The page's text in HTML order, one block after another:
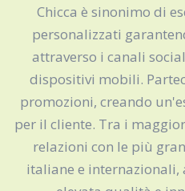
Chicca è sinonimo di
personalizzati
attraverso i canali
dispositivi mobili.
promozioni, creando
per il cliente. Tra i
relazioni con le più
italiane e